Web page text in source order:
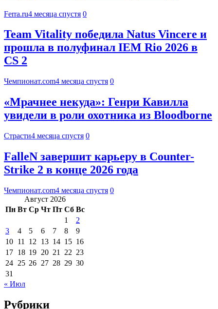
Ferra.ru4 месяца спустя 0
Team Vitality победила Natus Vincere и
прошла в полуфинал IEM Rio 2026 в
CS 2
Чемпионат.com4 месяца спустя 0
«Мрачнее некуда»: Генри Кавилла
увидели в роли охотника из Bloodborne
Страсти4 месяца спустя 0
FalleN завершит карьеру в Counter-
Strike 2 в конце 2026 года
Чемпионат.com4 месяца спустя 0
Август 2026
Пн Вт Ср Чт Пт Сб Вс
1
2
3
4 5 6 7 8
9
10 11 12 13 14 15 16
17 18 19 20 21 22 23
24 25 26 27 28 29 30
31
« Июл
Рубрики